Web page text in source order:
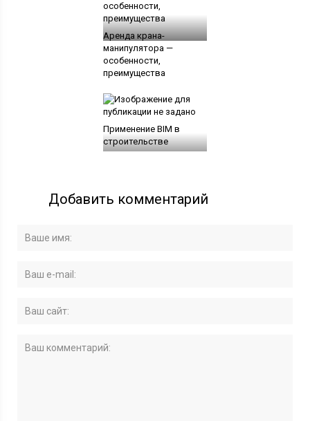
Аренда крана-
манипулятора —
особенности,
преимущества
Применение BIM в
строительстве
Добавить комментарий